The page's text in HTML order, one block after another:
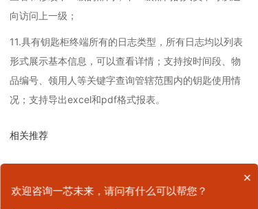
向访问上一级；
11.具有钥匙柜终端所有的日志类型，所有日志均以列表
形式展示基本信息，可以查看详情；支持按时间段、物
品编号、领用人等关键字查询管辖范围内的钥匙使用情
况；支持导出excel和pdf格式报表。
相关推荐
×
欢迎咨询一芯未来，请问有什么可以帮您？